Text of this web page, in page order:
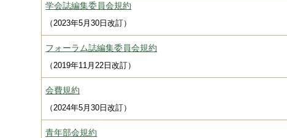
学会誌編集委員会規約
（2023年5月30日改訂）
フォーラム誌編集委員会規約
（2019年11月22日改訂）
会費規約
（2024年5月30日改訂）
青年部会規約